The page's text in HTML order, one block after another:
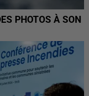
PHOTOS À SON